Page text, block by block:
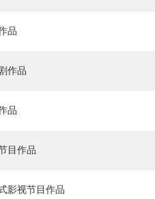
品
作品
品
目作品
影视节目作品